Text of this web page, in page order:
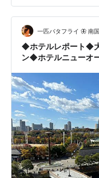
ョップが揃うショッピ
ふれる滞在をお楽しみ
スや夏季の屋外プール
のホスピタリティをご
一匹バタフライ 🦋 南
◆ホテルレポート◆
ン◆ホテルニューオ
SATSUKI◆一休